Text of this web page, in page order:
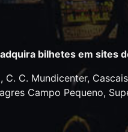
bilhetes em sites
C. C. Mundicenter,
Campo Pequeno,